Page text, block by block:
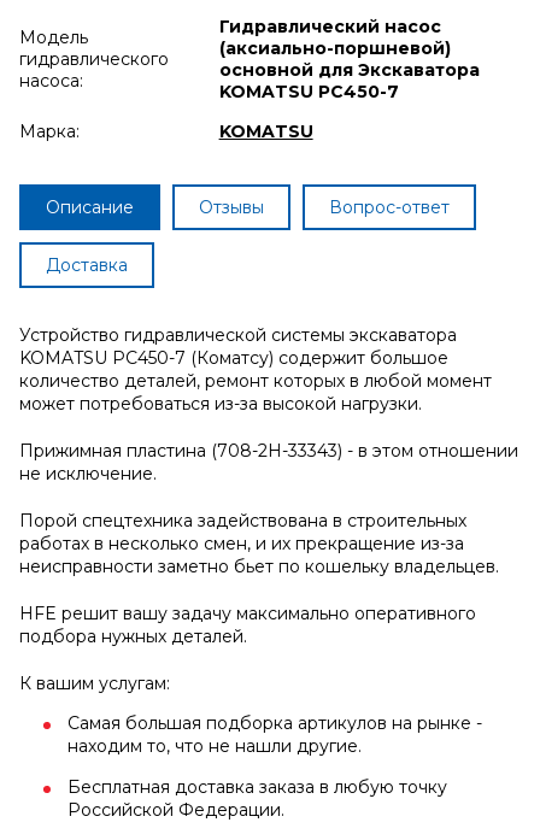
Модель
гидравлического
насоса:
Гидравлический насос
(аксиально-поршневой)
основной для Экскаватора
KOMATSU PC450-7
Марка:
KOMATSU
Описание Отзывы Вопрос-ответ
Доставка
Устройство гидравлической системы экскаватора
KOMATSU PC450-7 (Коматсу) содержит большое
количество деталей, ремонт которых в любой момент
может потребоваться из-за высокой нагрузки.
Прижимная пластина (708-2H-33343) - в этом отношении
не исключение.
Порой спецтехника задействована в строительных
работах в несколько смен, и их прекращение из-за
неисправности заметно бьет по кошельку владельцев.
HFE решит вашу задачу максимально оперативного
подбора нужных деталей.
К вашим услугам:
Самая большая подборка артикулов на рынке -
находим то, что не нашли другие.
Бесплатная доставка заказа в любую точку
Российской Федерации.